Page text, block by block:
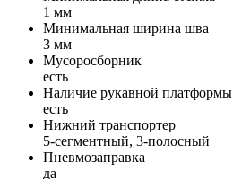
1 мм
Минимальная ширина шва
3 мм
Мусоросборник
есть
Наличие рукавной платформы
есть
Нижний транспортер
5-сегментный, 3-полосный
Пневмозаправка
да